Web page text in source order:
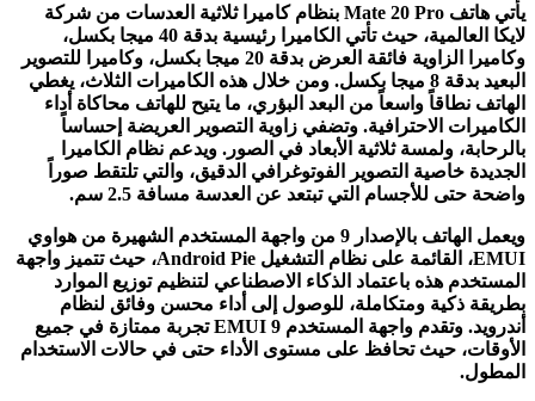
يأتي هاتف Mate 20 Pro بنظام كاميرا ثلاثية العدسات من شركة
لايكا العالمية، حيث تأتي الكاميرا رئيسية بدقة 40 ميجا بكسل،
وكاميرا الزاوية فائقة العرض بدقة 20 ميجا بكسل، وكاميرا للتصوير
البعيد بدقة 8 ميجا بكسل. ومن خلال هذه الكاميرات الثلاث، يغطي
الهاتف نطاقاً واسعاً من البعد البؤري، ما يتيح للهاتف محاكاة أداء
الكاميرات الاحترافية. وتضفي زاوية التصوير العريضة إحساساً
بالرحابة، ولمسة ثلاثية الأبعاد في الصور. ويدعم نظام الكاميرا
الجديدة خاصية التصوير الفوتوغرافي الدقيق، والتي تلتقط صوراً
واضحة حتى للأجسام التي تبتعد عن العدسة مسافة 2.5 سم.
ويعمل الهاتف بالإصدار 9 من واجهة المستخدم الشهيرة من هواوي
EMUI، القائمة على نظام التشغيل Android Pie، حيث تتميز واجهة
المستخدم هذه باعتماد الذكاء الاصطناعي لتنظيم توزيع الموارد
بطريقة ذكية ومتكاملة، للوصول إلى أداء محسن وفائق لنظام
أندرويد. وتقدم واجهة المستخدم EMUI 9تجربة ممتازة في جميع
الأوقات، حيث تحافظ على مستوى الأداء حتى في حالات الاستخدام
المطول.